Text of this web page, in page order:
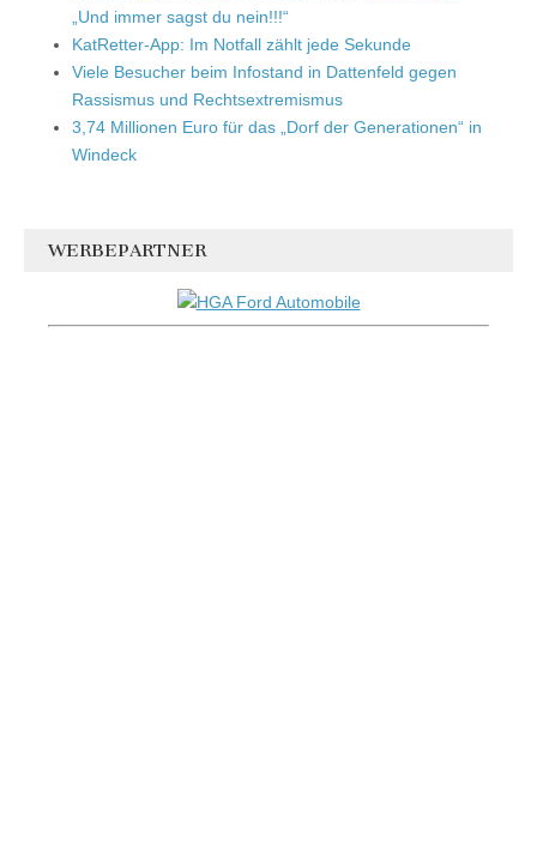
„Und immer sagst du nein!!!“
KatRetter-App: Im Notfall zählt jede Sekunde
Viele Besucher beim Infostand in Dattenfeld gegen
Rassismus und Rechtsextremismus
3,74 Millionen Euro für das „Dorf der Generationen“ in
Windeck
WERBEPARTNER